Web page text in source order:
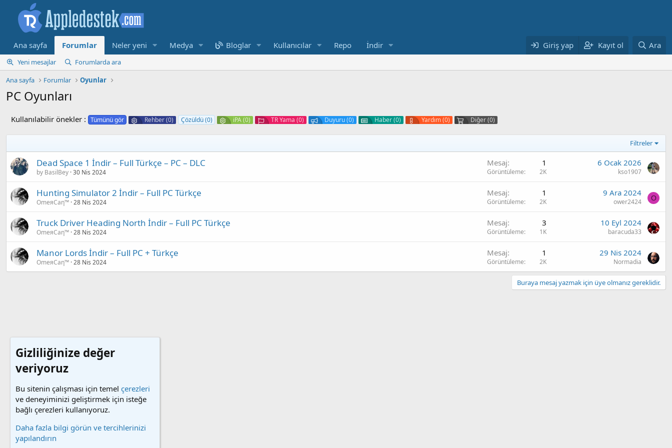
Ana sayfa Forumlar Neler yeni Medya Bloglar Kullanıcılar Repo İndir Giriş yap Kayıt ol Ara
Yeni mesajlar
Forumlarda ara
Ana sayfa
Forumlar Oyunlar
PC Oyunları
Kullanılabilir önekler : Tümünü gör Rehber (0) Çözüldü (0) iPA (0) TR Yama (0) Duyuru (0) Haber (0) Yardım (0) Diğer (0)
Filtreler
Dead Space 1 İndir – Full Türkçe – PC – DLC
by BasilBey 30 Nis 2024
Mesaj 1
Görüntüleme 2K
6 Ocak 2026
kso1907
Hunting Simulator 2 İndir – Full PC Türkçe
OmeяCaη™ 28 Nis 2024
Mesaj 1
Görüntüleme 2K
9 Ara 2024
ower2424 O
Truck Driver Heading North İndir – Full PC Türkçe
OmeяCaη™ 28 Nis 2024
Mesaj 3
Görüntüleme 1K
10 Eyl 2024
baracuda33
Manor Lords İndir – Full PC + Türkçe
OmeяCaη™ 28 Nis 2024
Mesaj 1
Görüntüleme 2K
29 Nis 2024
Normadia
Buraya mesaj yazmak için üye olmanız gereklidir.
Gizliliğinize değer
veriyoruz
Bu sitenin çalışması için temel çerezleri
ve deneyiminizi geliştirmek için isteğe
bağlı çerezleri kullanıyoruz.
Daha fazla bilgi görün ve tercihlerinizi
yapılandırın